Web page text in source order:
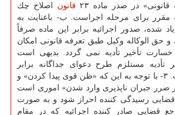
در صدر ماده ۲۳
قانون اصلاح چك
تعرفه مقرر برای مرحله اجراست. ب- باعنایت به
یاد شده، صدور اجرائیه برابر این ماده صرفاً
حق الوكاله وكیل طبق تعرفه قانونی امكان
تأخیر تأدیه نمی گردد. بدیهی است
تأدیه مستلزم طرح دعوای جداگانه برابر
مقررات مربوط است. ۳- با توجه به این كه «ظن قوی پیدا كردن» و
ضرر جبران ناپذیری وارد شدن» اموری است
رسیدگی كننده احراز شود و به صورت
قضایی صادر كننده اجرائیه كه در مقام